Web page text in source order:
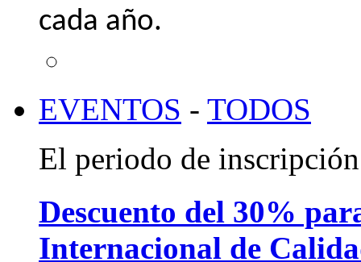
cada año.
EVENTOS - TODOS
El periodo de
Descuento del 30%
Internacional de